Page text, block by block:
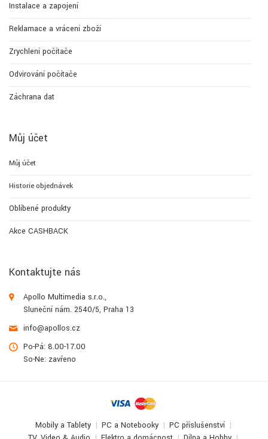
Instalace a zapojení
Reklamace a vrácení zboží
Zrychlení počítače
Odvirování počítače
Záchrana dat
Můj účet
Můj účet
Historie objednávek
Oblíbené produkty
Akce CASHBACK
Kontaktujte nás
Apollo Multimedia s.r.o.,
Sluneční nám. 2540/5, Praha 13
info@apollos.cz
Po-Pá: 8.00-17.00
So-Ne: zavřeno
Mobily a Tablety PC a Notebooky
PC příslušenství